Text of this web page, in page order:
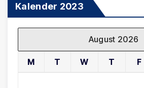
Kalender 2023
August 2026
M T W T F